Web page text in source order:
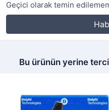
Geçici olarak temin
Bu ürünün yerine